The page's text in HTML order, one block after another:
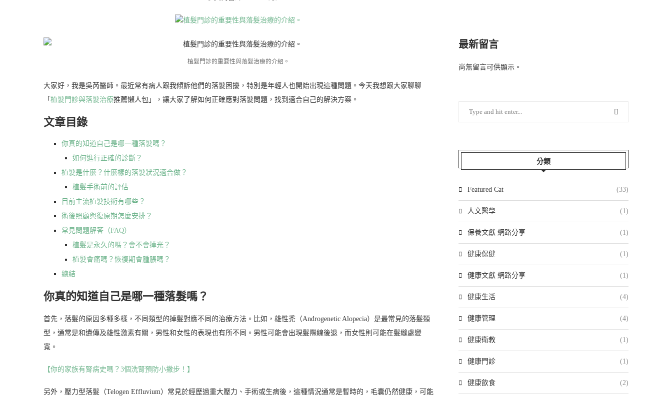
植髮門診的重要性與落髮治療的介紹。
大家好，我是吳芮醫師。最近常有病人跟我傾訴他們的落髮困擾，特別是年輕人也開始出現這種問題。今天我想跟大家聊聊
「 植髮門診與落髮治療推薦懶人包」，讓大家了解如何正確應對落髮問題，找到適合自己的解決方案。
文章目錄
你真的知道自己是哪一種落髮嗎？
如何進行正確的診斷？
植髮是什麼？什麼樣的落髮狀況適合做？
植髮手術前的評估
目前主流植髮技術有哪些？
術後照顧與復原期怎麼安排？
常見問題解答（FAQ）
植髮是永久的嗎？會不會掉光？
植髮會痛嗎？恢復期會腫脹嗎？
總結
你真的知道自己是哪一種落髮嗎？
首先，落髮的原因多種多樣，不同類型的掉髮對應不同的治療方法。比如，雄性禿（Androgenetic Alopecia）是最常見的落髮類
型，通常是和遺傳及雄性激素有關，男性和女性的表現也有所不同。男性可能會出現髮際線後退，而女性則可能在髮縫處變
寬。
【你的家族有腎病史嗎？3個洗腎預防小撇步！】
另外，壓力型落髮（Telogen Effluvium）常見於經歷過重大壓力、手術或生病後，這種情況通常是暫時的，毛囊仍然健康，可能
最新留言
尚無留言可供顯示。
分類
Featured Cat (33)
人文醫學 (1)
保養文獻 網路分享 (1)
健康保健 (1)
健康文獻 網路分享 (1)
健康生活 (4)
健康管理 (4)
健康衛教 (1)
健康門診 (1)
健康飲食 (2)